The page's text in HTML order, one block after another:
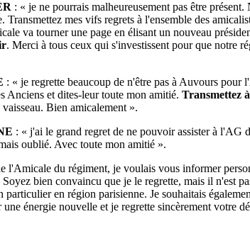
: « je ne pourrais malheureusement pas être
Transmettez mes vifs regrets à l'ensemble des
va tourner une page en élisant un nouveau
. Merci à tous ceux qui s'investissent pour que notre
: « je regrette beaucoup de n'être pas à Auvours
Anciens et dites-leur toute mon amitié. Transmettez
Bien amicalement ».
: « j'ai le grand regret de ne pouvoir assister à l'AG
oublié. Avec toute mon amitié ».
l'Amicale du régiment, je voulais vous informer
bien convaincu que je le regrette, mais il n'est
en région parisienne. Je souhaitais
énergie nouvelle et je regrette sincèrement votre